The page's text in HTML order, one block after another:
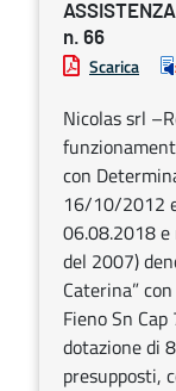
n. 66
Scarica
Nicolas srl
con
16/10/2012
06.08.2018 e
del 2007)
Caterina”
Fieno Sn
dotazione di
presupposti,